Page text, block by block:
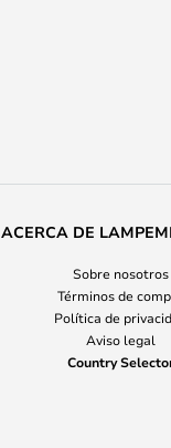
ACERCA DE
Sobre nosotros
Términos de
Política de
Aviso legal
Country